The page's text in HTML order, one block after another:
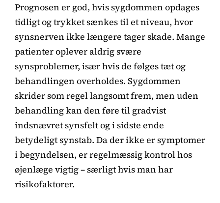
Prognosen er god, hvis sygdommen opdages
tidligt og trykket sænkes til et niveau, hvor
synsnerven ikke længere tager skade. Mange
patienter oplever aldrig svære
synsproblemer, især hvis de følges tæt og
behandlingen overholdes. Sygdommen
skrider som regel langsomt frem, men uden
behandling kan den føre til gradvist
indsnævret synsfelt og i sidste ende
betydeligt synstab. Da der ikke er symptomer
i begyndelsen, er regelmæssig kontrol hos
øjenlæge vigtig – særligt hvis man har
risikofaktorer.